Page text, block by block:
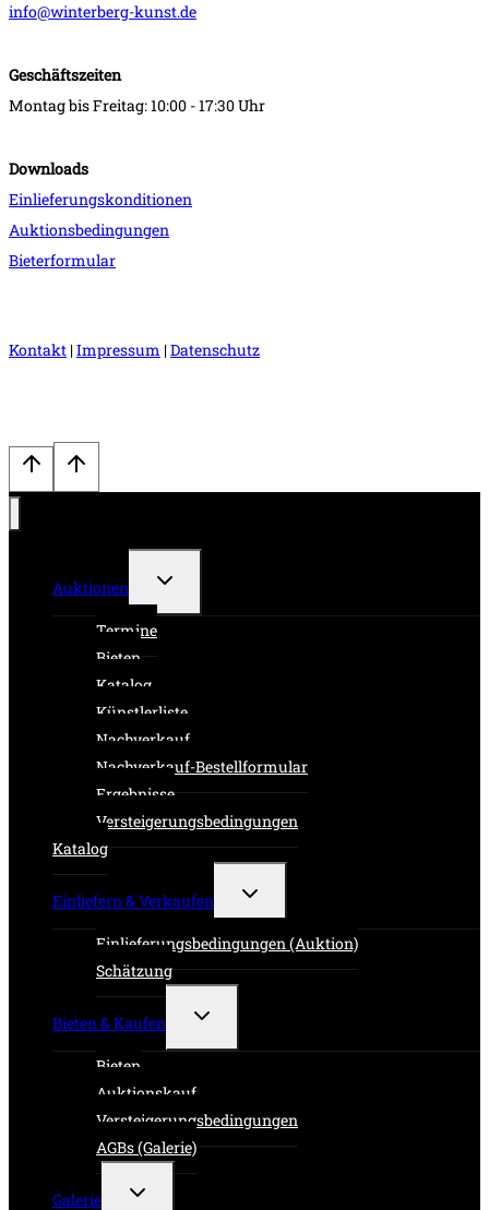
info@winterberg-kunst.de
Geschäftszeiten
Montag bis Freitag: 10:00 - 17:30 Uhr
Downloads
Einlieferungskonditionen
Auktionsbedingungen
Bieterformular
Kontakt |Impressum |Datenschutz
Auktionen
Untermenü
Termine
Bieten
Katalog
Künstlerliste
Nachverkauf
Nachverkauf-Bestellformular
Ergebnisse
Versteigerungsbedingungen
Katalog
Einliefern & Verkaufen
Untermenü
Einlieferungsbedingungen (Auktion)
Schätzung
Bieten & Kaufen
Untermenü
Bieten
Auktionskauf
Versteigerungsbedingungen
AGBs (Galerie)
Galerie
Untermenü